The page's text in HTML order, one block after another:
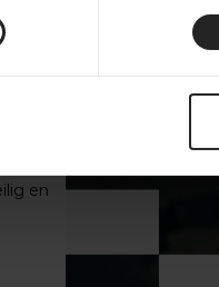
hij
en